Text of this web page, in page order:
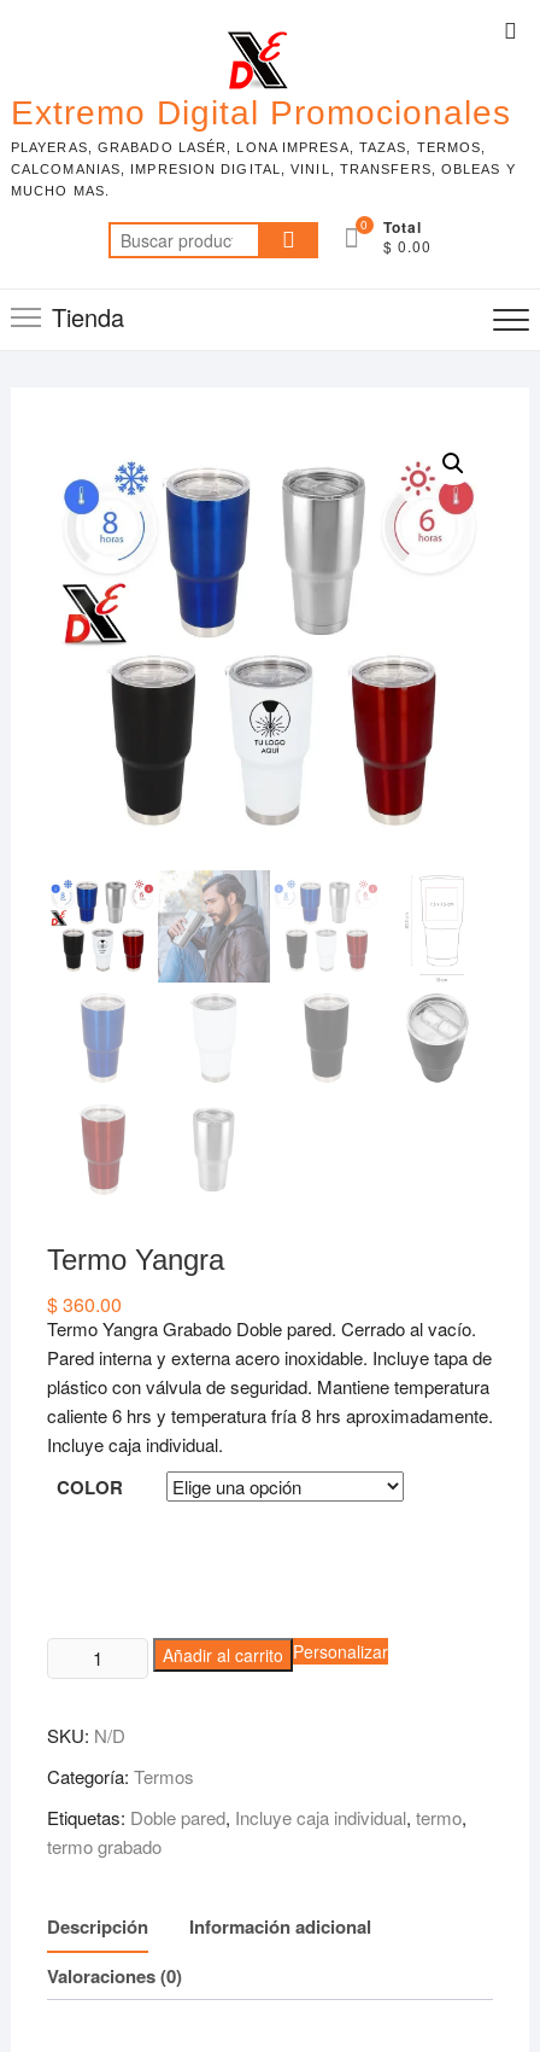
Extremo Digital Promocionales
PLAYERAS, GRABADO LASÉR, LONA IMPRESA, TAZAS, TERMOS,
CALCOMANIAS, IMPRESION DIGITAL, VINIL, TRANSFERS, OBLEAS Y
MUCHO MAS.
Buscar
por:
0 Total
$ 0.00
Tienda
Termo Yangra
$360.00
Termo Yangra Grabado Doble pared. Cerrado al vacío.
Pared interna y externa acero inoxidable. Incluye tapa de
plástico con válvula de seguridad. Mantiene temperatura
caliente 6 hrs y temperatura fría 8 hrs aproximadamente.
Incluye caja individual.
COLOR
Termo
Yangra
Añadir al carrito Personalizar
SKU: N/D
Categoría: Termos
Etiquetas: Doble pared, Incluye caja individual, termo,
termo grabado
Descripción
Información adicional
Valoraciones (0)